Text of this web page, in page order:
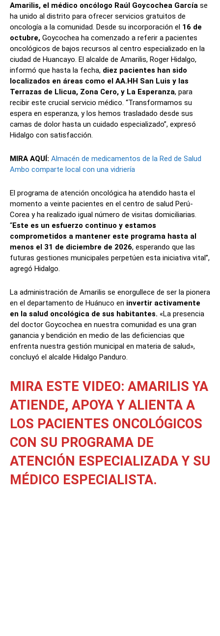
Amarilis, el médico oncólogo Raúl Goycochea García se
ha unido al distrito para ofrecer servicios gratuitos de
oncología a la comunidad. Desde su incorporación el 16 de
octubre, Goycochea ha comenzado a referir a pacientes
oncológicos de bajos recursos al centro especializado en la
ciudad de Huancayo. El alcalde de Amarilis, Roger Hidalgo,
informó que hasta la fecha, diez pacientes han sido
localizados en áreas como el AA.HH San Luis y las
Terrazas de Llicua, Zona Cero, y La Esperanza, para
recibir este crucial servicio médico. “Transformamos su
espera en esperanza, y los hemos trasladado desde sus
camas de dolor hasta un cuidado especializado”, expresó
Hidalgo con satisfacción.
MIRA AQUÍ: Almacén de medicamentos de la Red de Salud
Ambo comparte local con una vidriería
El programa de atención oncológica ha atendido hasta el
momento a veinte pacientes en el centro de salud Perú-
Corea y ha realizado igual número de visitas domiciliarias.
“Este es un esfuerzo continuo y estamos
comprometidos a mantener este programa hasta al
menos el 31 de diciembre de 2026, esperando que las
futuras gestiones municipales perpetúen esta iniciativa vital”,
agregó Hidalgo.
La administración de Amarilis se enorgullece de ser la pionera
en el departamento de Huánuco en invertir activamente
en la salud oncológica de sus habitantes. «La presencia
del doctor Goycochea en nuestra comunidad es una gran
ganancia y bendición en medio de las deficiencias que
enfrenta nuestra gestión municipal en materia de salud»,
concluyó el alcalde Hidalgo Panduro.
MIRA ESTE VIDEO: AMARILIS YA
ATIENDE, APOYA Y ALIENTA A
LOS PACIENTES ONCOLÓGICOS
CON SU PROGRAMA DE
ATENCIÓN ESPECIALIZADA Y SU
MÉDICO ESPECIALISTA.